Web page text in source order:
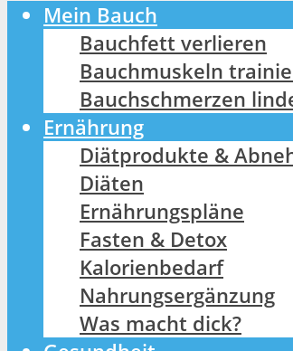
Mein Bauch
Bauchfett verlieren
Bauchmuskeln
Bauchschmerzen
Ernährung
Diätprodukte &
Diäten
Ernährungspläne
Fasten & Detox
Kalorienbedarf
Nahrungsergänzung
Was macht dick?